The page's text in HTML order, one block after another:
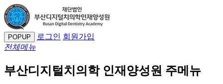
POPUP 로그인 회원가입
전체메뉴
부산디지털치의학 인재양성원 주메뉴